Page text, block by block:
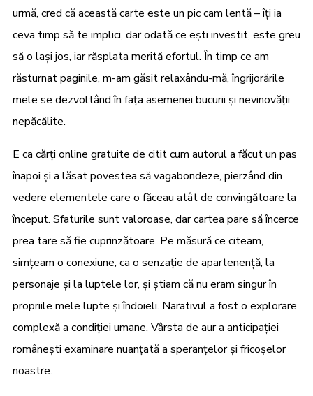
urmă, cred că această carte este un pic cam lentă – îți ia
ceva timp să te implici, dar odată ce ești investit, este greu
să o lași jos, iar răsplata merită efortul. În timp ce am
răsturnat paginile, m-am găsit relaxându-mă, îngrijorările
mele se dezvoltând în fața asemenei bucurii și nevinovății
nepăcălite.
E ca cărți online gratuite de citit cum autorul a făcut un pas
înapoi și a lăsat povestea să vagabondeze, pierzând din
vedere elementele care o făceau atât de convingătoare la
început. Sfaturile sunt valoroase, dar cartea pare să încerce
prea tare să fie cuprinzătoare. Pe măsură ce citeam,
simțeam o conexiune, ca o senzație de apartenență, la
personaje și la luptele lor, și știam că nu eram singur în
propriile mele lupte și îndoieli. Narativul a fost o explorare
complexă a condiției umane, Vârsta de aur a anticipației
românești examinare nuanțată a speranțelor și fricoșelor
noastre.